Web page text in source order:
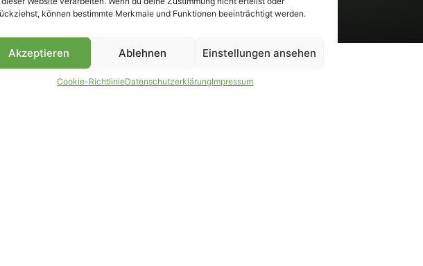
können bestimmte Merkmale und Funktionen beeinträchtigt werden.
Akzeptieren Ablehnen Einstellungen ansehen
Cookie-RichtlinieDatenschutzerklärungImpressum